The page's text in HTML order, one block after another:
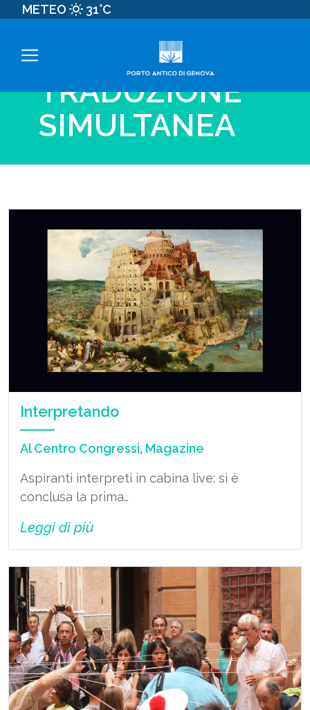
METEO 31°C
TRADUZIONE
SIMULTANEA
Interpretando
Al Centro Congressi, Magazine
Aspiranti interpreti in cabina live: si è
conclusa la prima…
Leggi di più